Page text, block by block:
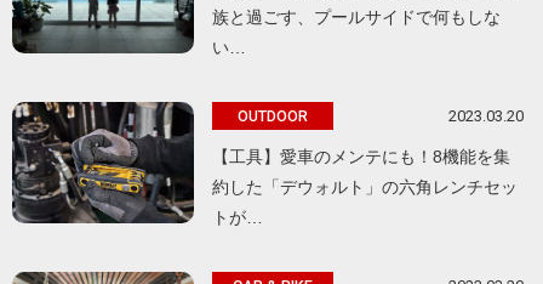
族と過ごす、プールサイドで何もしな
い…
OUTDOOR 2023.03.20
【工具】愛車のメンテにも！8機能を集
約した「デウォルト」の六角レンチセッ
トが…